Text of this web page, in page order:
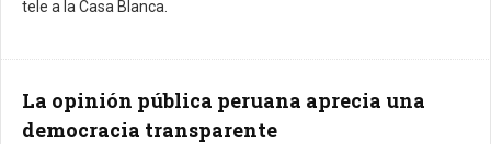
tele a la Casa Blanca.
La opinión pública peruana aprecia una
democracia transparente